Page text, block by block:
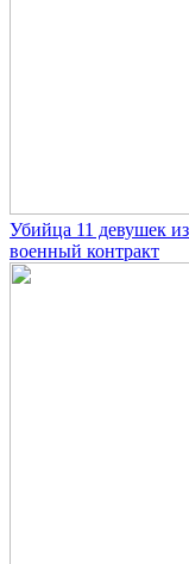
Убийца 11 девушек
военный контракт